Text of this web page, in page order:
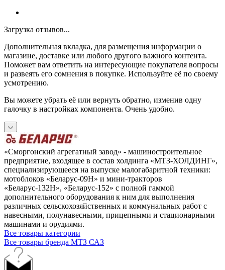
Загрузка отзывов...
Дополнительная вкладка, для размещения информации о
магазине, доставке или любого другого важного контента.
Поможет вам ответить на интересующие покупателя вопросы
и развеять его сомнения в покупке. Используйте её по своему
усмотрению.
Вы можете убрать её или вернуть обратно, изменив одну
галочку в настройках компонента. Очень удобно.
«Сморгонский агрегатный завод» - машиностроительное
предприятие, входящее в состав холдинга «МТЗ-ХОЛДИНГ»,
специализирующееся на выпуске малогабаритной техники:
мотоблоков «Беларус-09Н» и мини-тракторов
«Беларус-132Н», «Беларус-152» с полной гаммой
дополнительного оборудования к ним для выполнения
различных сельскохозяйственных и коммунальных работ с
навесными, полунавесными, прицепными и стационарными
машинами и орудиями.
Все товары категории
Все товары бренда МТЗ САЗ